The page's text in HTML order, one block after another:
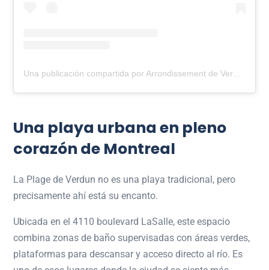
Una playa urbana en pleno
corazón de Montreal
La Plage de Verdun no es una playa tradicional, pero
precisamente ahí está su encanto.
Ubicada en el 4110 boulevard LaSalle, este espacio
combina zonas de baño supervisadas con áreas verdes,
plataformas para descansar y acceso directo al río. Es